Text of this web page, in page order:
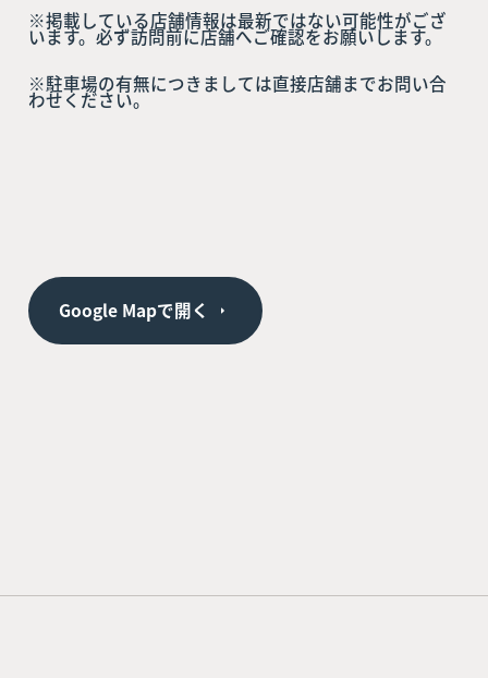
※掲載している店舗情報は最新ではない可能性がござ
います。必ず訪問前に店舗へご確認をお願いします。
※駐車場の有無につきましては直接店舗までお問い合
わせください。
Google Mapで開く